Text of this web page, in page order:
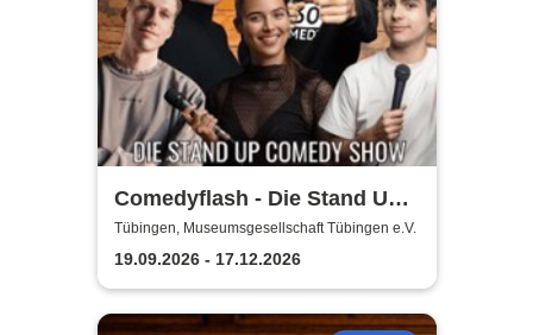
Comedyflash - Die Stand Up
Comedy Show
Tübingen, Museumsgesellschaft Tübingen e.V.
19.09.2026 - 17.12.2026